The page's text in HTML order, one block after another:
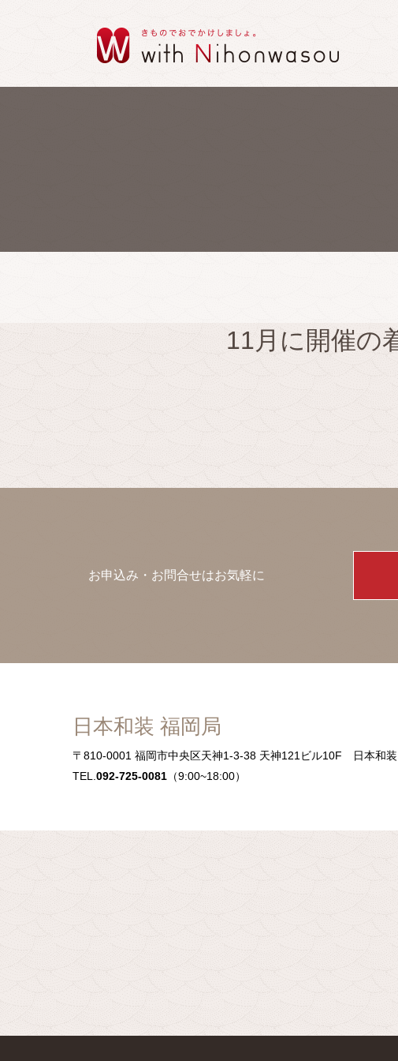
11月に開催の
お申込み・お問合せはお気軽に
日本和装 福岡局
〒810-0001 福岡市中央区天神1-3-38 天神121ビル10F 日本和装
TEL. 092-725-0081 （9:00~18:00）